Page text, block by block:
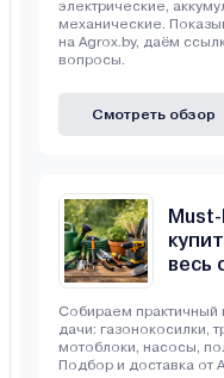
электрические,
механические.
на Agrox.by, даём
вопросы.
Смотреть обзор
весь
Собираем практичный
дачи: газонокосилки,
мотоблоки, насосы,
Подбор и доставка от